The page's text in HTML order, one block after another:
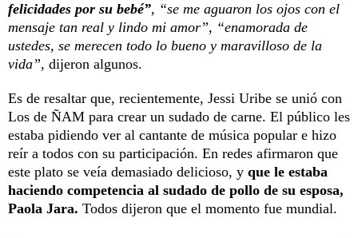
felicidades por su bebé”, “se me aguaron los ojos con el
mensaje tan real y lindo mi amor”, “enamorada de
ustedes, se merecen todo lo bueno y maravilloso de la
vida”, dijeron algunos.
Es de resaltar que, recientemente, Jessi Uribe se unió con
Los de ÑAM para crear un sudado de carne. El público les
estaba pidiendo ver al cantante de música popular e hizo
reír a todos con su participación. En redes afirmaron que
este plato se veía demasiado delicioso, y que le estaba
haciendo competencia al sudado de pollo de su esposa,
Paola Jara. Todos dijeron que el momento fue mundial.